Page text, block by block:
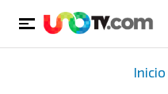
Inicio